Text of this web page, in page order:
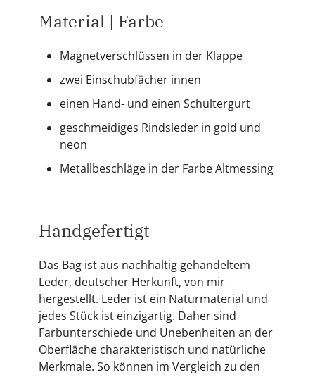
Material | Farbe
Magnetverschlüssen in der Klappe
zwei Einschubfächer innen
einen Hand- und einen Schultergurt
geschmeidiges Rindsleder in gold und
neon
Metallbeschläge in der Farbe Altmessing
Handgefertigt
Das Bag ist aus nachhaltig gehandeltem
Leder, deutscher Herkunft, von mir
hergestellt. Leder ist ein Naturmaterial und
jedes Stück ist einzigartig. Daher sind
Farbunterschiede und Unebenheiten an der
Oberfläche charakteristisch und natürliche
Merkmale. So können im Vergleich zu den